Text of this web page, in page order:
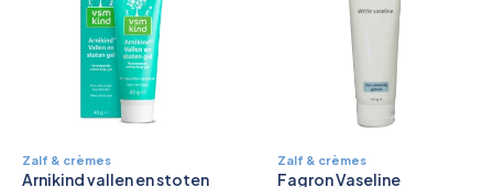
Zalf & crèmes
Arnikind vallen en stoten
Zalf & crèmes
Fagron Vaseline